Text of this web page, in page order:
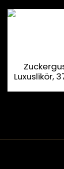
Luxuslikör,